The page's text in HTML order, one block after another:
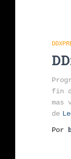
fin
mas
de
Por